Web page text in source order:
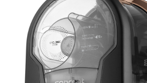
CONCEPT POLSKA Sp. z o.o
ul. Ostrowskiego 30
53-238 Wrocław, Polska